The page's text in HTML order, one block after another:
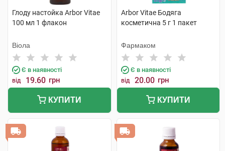
Глоду настойка Arbor Vitae
100 мл 1 флакон
Віола
Є в наявності
від 19.60 грн
КУПИТИ
Arbor Vitae Бодяга
косметична 5 г 1 пакет
Фармаком
Є в наявності
від 20.00 грн
КУПИТИ